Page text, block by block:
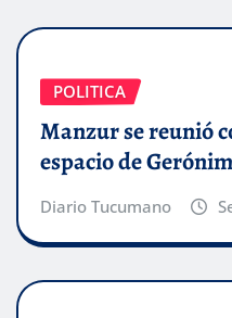
POLITICA
Manzur se reunió
espacio de
Diario Tucumano